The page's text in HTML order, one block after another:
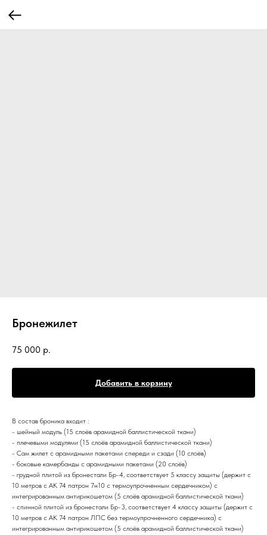
Бронежилет
75 000 р.
Добавить в корзину
В состав броника входит :
- шейный модуль (15 слоёв арамидной баллистической ткани)
- плечевыми модулями (15 слоёв арамидной баллистической ткани)
- Сам жилет с арамидными пакетами спереди и сзади (10 слоёв)
- боковые камербанды с арамидными пакетами (20 слоёв)
- грудной плитой из бронестали Бр-4, соответствует 5 классу защиты (держит с
10 метров с АК 74 патрон 7н10 с термоупрочненным сердечником) с
интегрированным антирикошетом (5 слоёв арамидной баллистической ткани)
- спинной плитой из бронестали Бр-3, соответствует 4 классу защиты (держит с
10 метров с АК 74 патрон ЛПС без термоупрочненного сердечника) с
интегрированным антирикошетом (5 слоёв арамидной баллистической ткани)